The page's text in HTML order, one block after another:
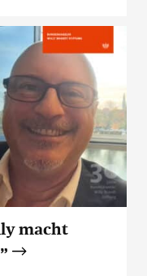
macht